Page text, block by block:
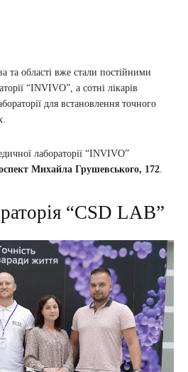
та області вже стали постійними
“INVIVO”, а сотні лікарів
для встановлення точного
лабораторії “INVIVO”
Михайла Грушевського, 172
“CSD LAB”